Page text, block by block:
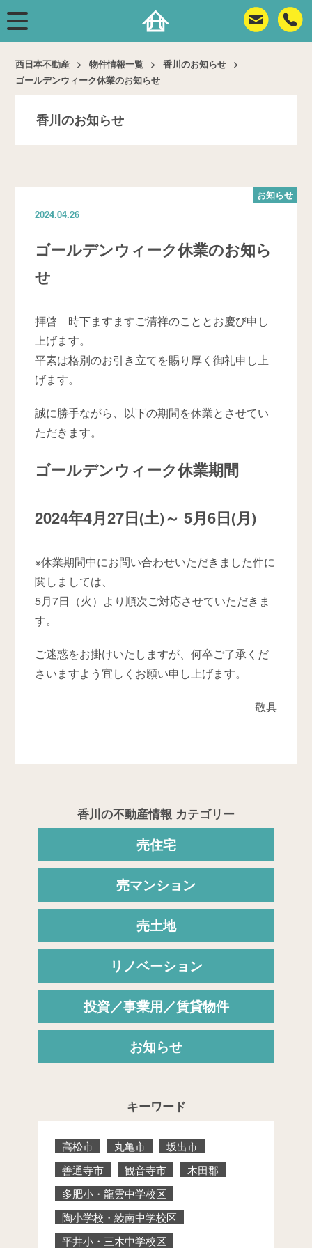
西日本不動産 物件情報一覧
香川のお知らせ
ゴールデンウィーク休業のお知らせ
香川のお知らせ
2024.04.26
お知らせ
ゴールデンウィーク休業のお知ら
せ
拝啓 時下ますますご清祥のこととお慶び申し
上げます。
平素は格別のお引き立てを賜り厚く御礼申し上
げます。
誠に勝手ながら、以下の期間を休業とさせてい
ただきます。
ゴールデンウィーク休業期間
2024年4月27日(土)～5月6日(月)
※休業期間中にお問い合わせいただきました件に
関しましては、
5月7日（火）より順次ご対応させていただきま
す。
ご迷惑をお掛けいたしますが、何卒ご了承くだ
さいますよう宜しくお願い申し上げます。
敬具
香川の不動産情報 カテゴリー
売住宅
売マンション
売土地
リノベーション
投資／事業用／賃貸物件
お知らせ
キーワード
高松市 丸亀市
坂出市
善通寺市
観音寺市
木田郡
多肥小・龍雲中学校区
陶小学校・綾南中学校区
平井小・三木中学校区